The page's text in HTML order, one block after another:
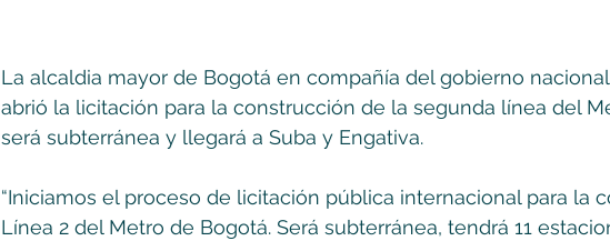
La alcaldia mayor de Bogotá en compañía del gobierno
abrió la licitación para la construcción de la segunda línea del
será subterránea y llegará a Suba y Engativa.
“Iniciamos el proceso de licitación pública internacional para la
Línea 2 del Metro de Bogotá. Será subterránea, tendrá 11